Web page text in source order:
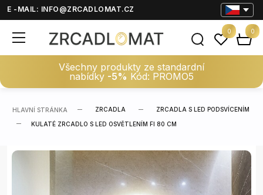
E -MAIL: INFO@ZRCADLOMAT.CZ
Všechny produkty ze standardní
nabídky -5% Kód: PROMO5
0 0
HLAVNÍ STRÁNKA ZRCADLA ZRCADLA S LED PODSVÍCENÍM
KULATÉ ZRCADLO S LED OSVĚTLENÍM FI 80 CM